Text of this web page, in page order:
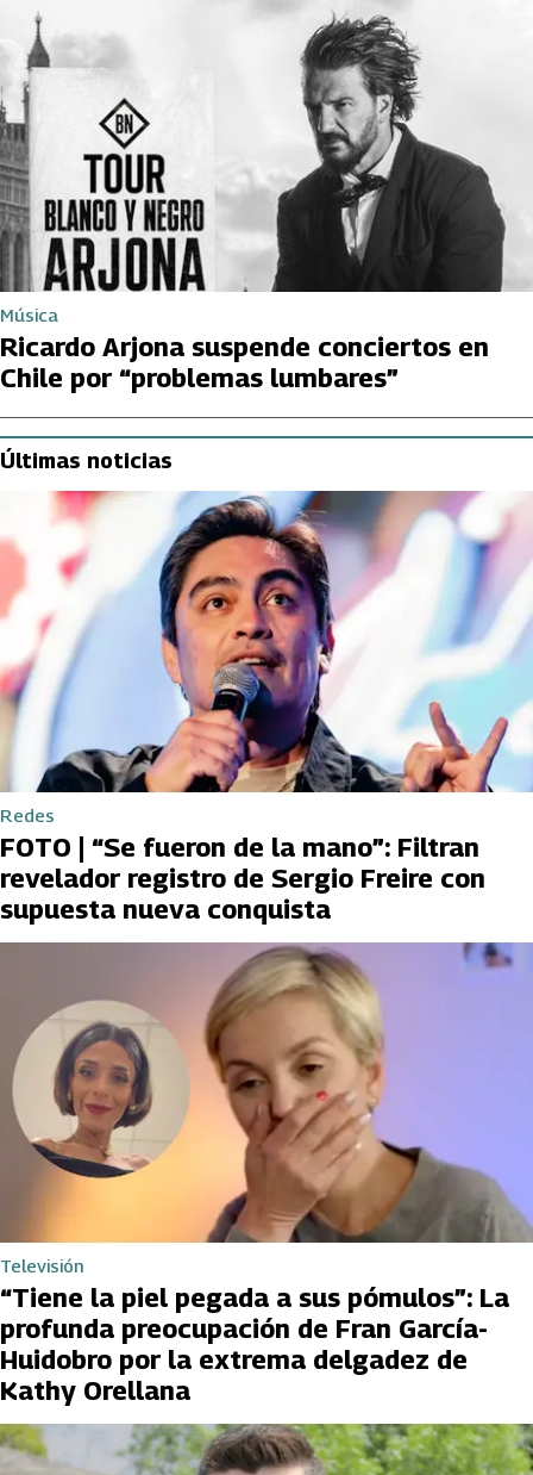
Música
Ricardo Arjona suspende conciertos en
Chile por “problemas lumbares”
Últimas noticias
Redes
FOTO | “Se fueron de la mano”: Filtran
revelador registro de Sergio Freire con
supuesta nueva conquista
Televisión
“Tiene la piel pegada a sus pómulos”: La
profunda preocupación de Fran García-
Huidobro por la extrema delgadez de
Kathy Orellana